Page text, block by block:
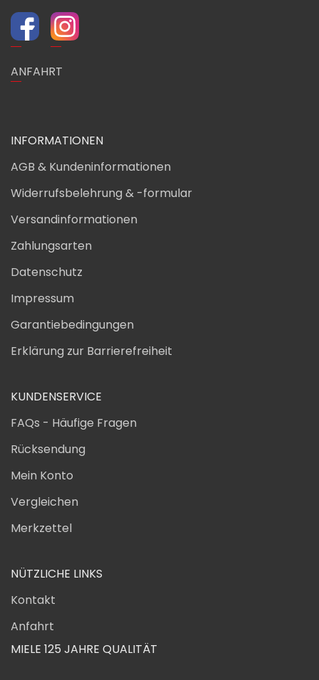
ANFAHRT
INFORMATIONEN
AGB & Kundeninformationen
Widerrufsbelehrung & -formular
Versandinformationen
Zahlungsarten
Datenschutz
Impressum
Garantiebedingungen
Erklärung zur Barrierefreiheit
KUNDENSERVICE
FAQs - Häufige Fragen
Rücksendung
Mein Konto
Vergleichen
Merkzettel
NÜTZLICHE LINKS
Kontakt
Anfahrt
MIELE 125 JAHRE QUALITÄT